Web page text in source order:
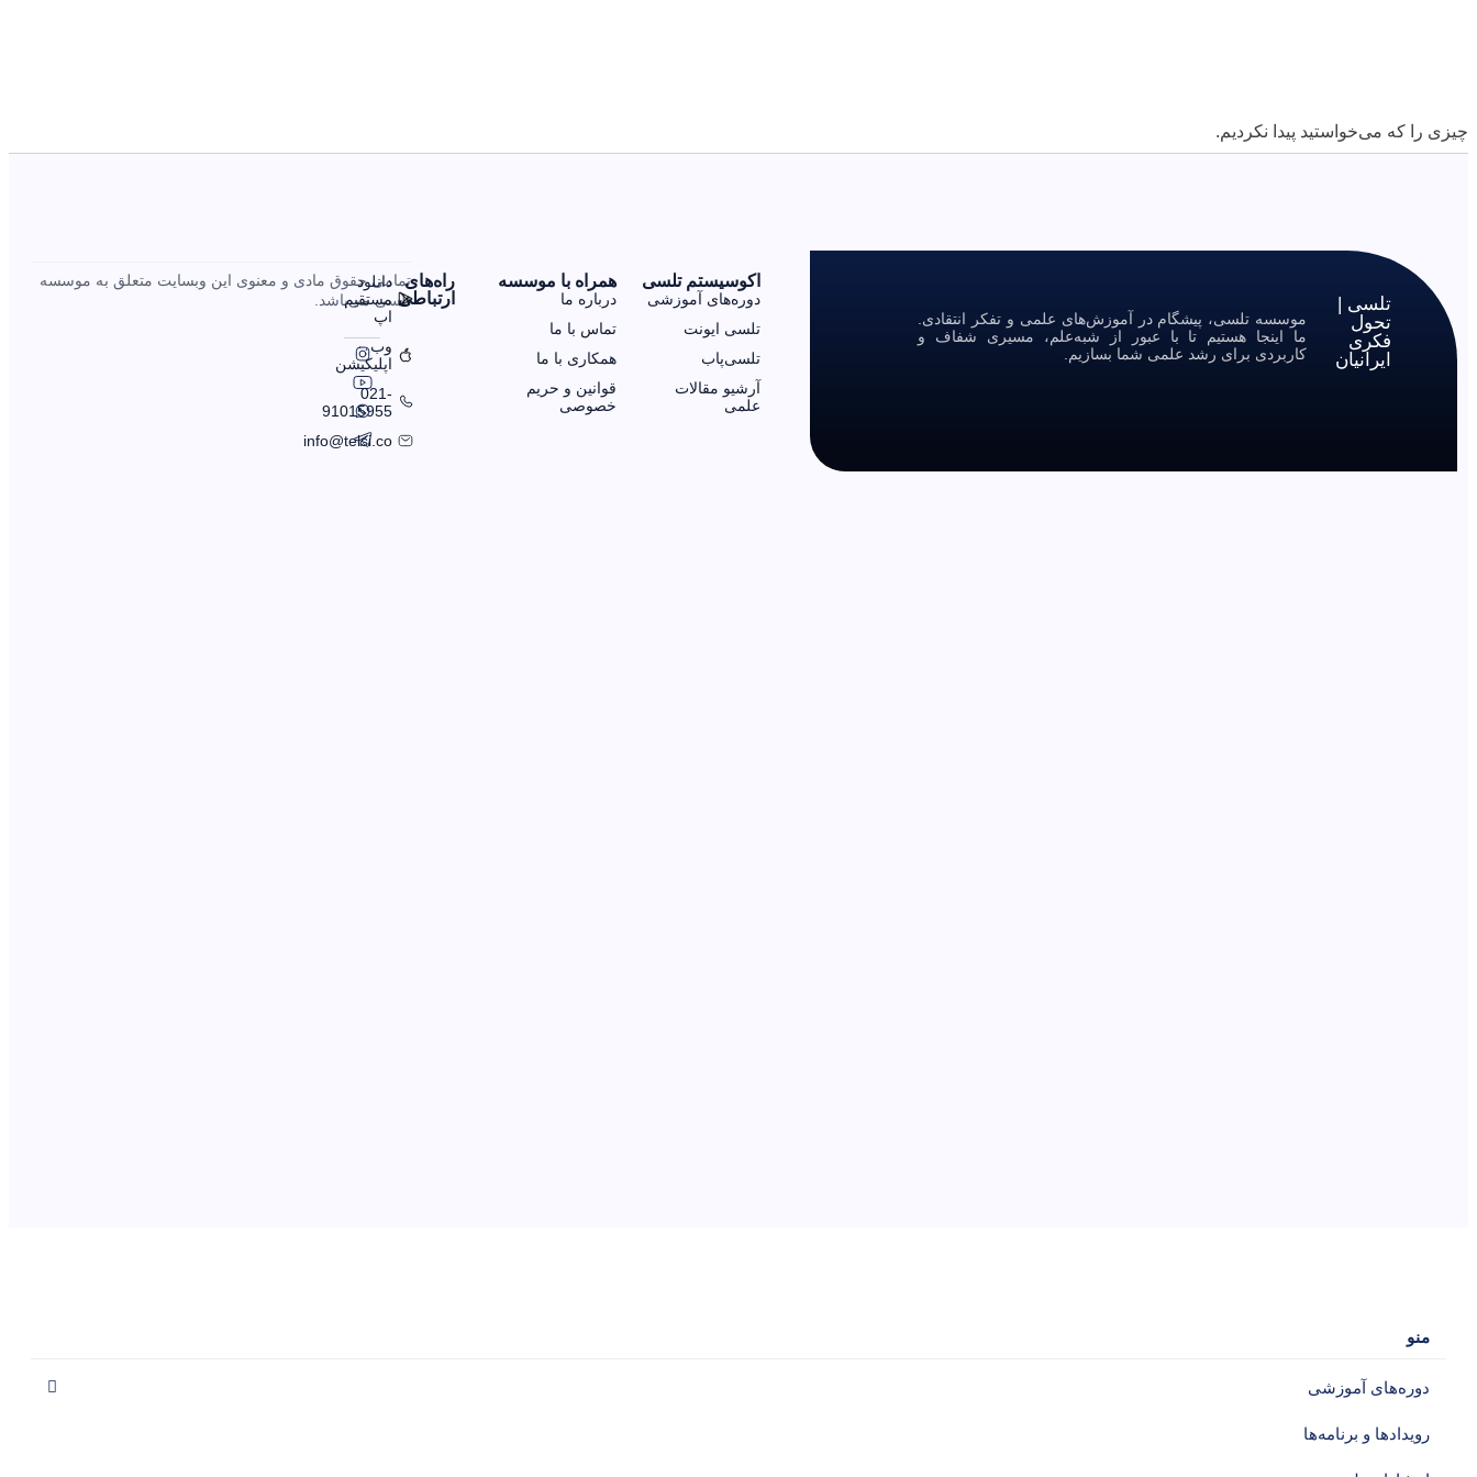
چیزی را که می‌خواستید پیدا نکردیم.
تلسی |
تحول
فکری
ایرانیان
موسسه تلسی، پیشگام در آموزش‌های علمی و تفکر انتقادی.
ما اینجا هستیم تا با عبور از شبه‌علم، مسیری شفاف و
کاربردی برای رشد علمی شما بسازیم.
اکوسیستم تلسی
دوره‌های آموزشی
تلسی ایونت
تلسی‌پاب
آرشیو مقالات
علمی
همراه با موسسه
درباره ما
تماس با ما
همکاری با ما
قوانین و حریم
خصوصی
را‌ه‌های
ارتباطی
دانلود
مستقیم
اپ
وب
اپلیکیشن
021-
91015955
info@telsi.co
تمامی حقوق مادی و معنوی این وبسایت متعلق به موسسه
تلسی می‌باشد.
منو
دوره‌های آموزشی‌
رویدادها و برنامه‌ها